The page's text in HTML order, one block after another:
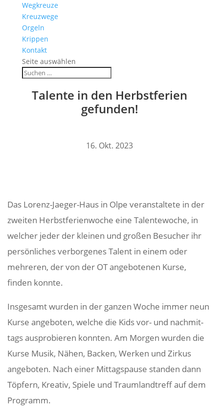
Wegkreuze
Kreuz­wege
Orgeln
Krippen
Kontakt
Seite auswählen
Talente in den Herbst­fe­rien
gefunden!
16. Okt. 2023
Das Lorenz-Jaeger-Haus in Olpe veran­stal­tete in der
zweiten Herbst­fe­ri­en­woche eine Talen­te­woche, in
welcher jeder der kleinen und großen Besu­cher ihr
persön­li­ches verbor­genes Talent in einem oder
mehreren, der von der OT ange­bo­tenen Kurse,
finden konnte.
Insge­samt wurden in der ganzen Woche immer neun
Kurse ange­boten, welche die Kids vor- und nach­mit­
tags auspro­bieren konnten. Am Morgen wurden die
Kurse Musik, Nähen, Backen, Werken und Zirkus
ange­boten. Nach einer Mittags­pause standen dann
Töpfern, Kreativ, Spiele und Traum­land­treff auf dem
Programm.